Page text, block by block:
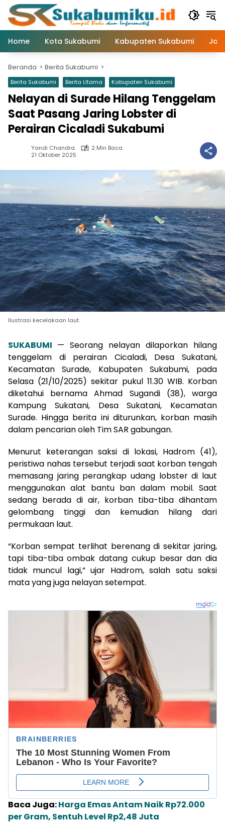
Langsung
konten
Home
Kota Sukabumi Kabupaten Sukabumi
Beranda Berita Sukabumi
Berita Sukabumi Berita Utama Kabupaten Sukabumi
Nelayan di Surade Hilang Tenggelam
Saat Pasang Jaring Lobster di
Perairan Cicaladi Sukabumi
Yandi Chandra
2 Min Baca
21 Oktober 2025
Ilustrasi kecelakaan laut.
SUKABUMI — Seorang nelayan dilaporkan hilang
tenggelam di perairan Cicaladi, Desa Sukatani,
Kecamatan Surade, Kabupaten Sukabumi, pada
Selasa (21/10/2025) sekitar pukul 11.30 WIB. Korban
diketahui bernama Ahmad Sugandi (38), warga
Kampung Sukatani, Desa Sukatani, Kecamatan
Surade. Hingga berita ini diturunkan, korban masih
dalam pencarian oleh Tim SAR gabungan.
Menurut keterangan saksi di lokasi, Hadrom (41),
peristiwa nahas tersebut terjadi saat korban tengah
memasang jaring perangkap udang lobster di laut
menggunakan alat bantu ban dalam mobil. Saat
sedang berada di air, korban tiba-tiba dihantam
gelombang tinggi dan kemudian hilang dari
permukaan laut.
“Korban sempat terlihat berenang di sekitar jaring,
tapi tiba-tiba ombak datang cukup besar dan dia
tidak muncul lagi,” ujar Hadrom, salah satu saksi
mata yang juga nelayan setempat.
Baca Juga:Harga Emas Antam Naik Rp72.000
per Gram, Sentuh Level Rp2,48 Juta